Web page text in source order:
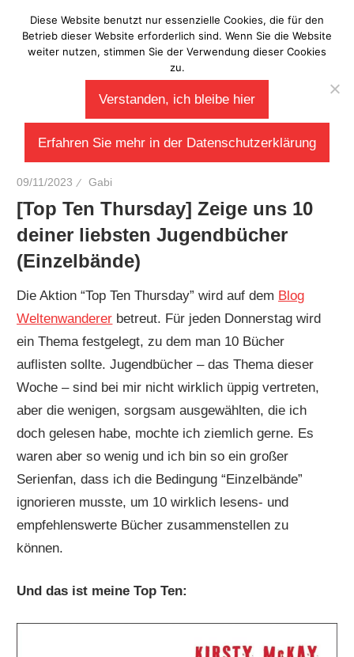
Inhalt
springen
Laberladen
09/11/2023 Gabi
[Top Ten Thursday] Zeige uns 10
deiner liebsten Jugendbücher
(Einzelbände)
Die Aktion “Top Ten Thursday” wird auf dem Blog
Weltenwanderer betreut. Für jeden Donnerstag wird
ein Thema festgelegt, zu dem man 10 Bücher
auflisten sollte. Jugendbücher – das Thema dieser
Woche – sind bei mir nicht wirklich üppig vertreten,
aber die wenigen, sorgsam ausgewählten, die ich
doch gelesen habe, mochte ich ziemlich gerne. Es
waren aber so wenig und ich bin so ein großer
Serienfan, dass ich die Bedingung “Einzelbände”
ignorieren musste, um 10 wirklich lesens- und
empfehlenswerte Bücher zusammenstellen zu
können.
Und das ist meine Top Ten:
Diese Website benutzt nur essenzielle Cookies, die für den
Betrieb dieser Website erforderlich sind. Wenn Sie die Website
weiter nutzen, stimmen Sie der Verwendung dieser Cookies
zu.
Verstanden, ich bleibe hier
Erfahren Sie mehr in der Datenschutzerklärung